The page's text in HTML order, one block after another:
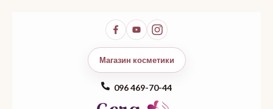
Магазин косметики
096 469-70-44